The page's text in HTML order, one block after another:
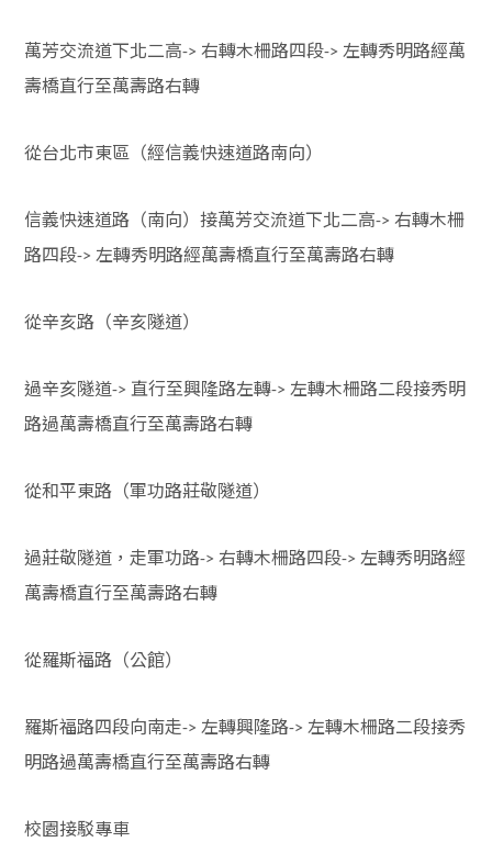
萬芳交流道下北二高->右轉木柵路四段->左轉秀明路經萬
壽橋直行至萬壽路右轉
從台北市東區（經信義快速道路南向）
信義快速道路（南向）接萬芳交流道下北二高->右轉木柵
路四段->左轉秀明路經萬壽橋直行至萬壽路右轉
從辛亥路（辛亥隧道）
過辛亥隧道->直行至興隆路左轉->左轉木柵路二段接秀明
路過萬壽橋直行至萬壽路右轉
從和平東路（軍功路莊敬隧道）
過莊敬隧道，走軍功路->右轉木柵路四段->左轉秀明路經
萬壽橋直行至萬壽路右轉
從羅斯福路（公館）
羅斯福路四段向南走->左轉興隆路->左轉木柵路二段接秀
明路過萬壽橋直行至萬壽路右轉
校園接駁專車